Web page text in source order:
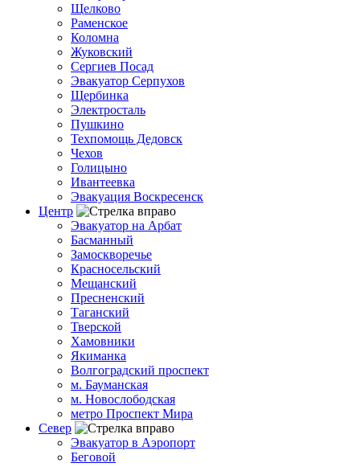
Щелково
Раменское
Коломна
Жуковский
Сергиев Посад
Эвакуатор Серпухов
Щербинка
Электросталь
Пушкино
Техпомощь Дедовск
Чехов
Голицыно
Ивантеевка
Эвакуация Воскресенск
Центр
Эвакуатор на Арбат
Басманный
Замоскворечье
Красносельский
Мещанский
Пресненский
Таганский
Тверской
Хамовники
Якиманка
Волгоградский проспект
м. Бауманская
м. Новослободская
метро Проспект Мира
Север
Эвакуатор в Аэропорт
Беговой